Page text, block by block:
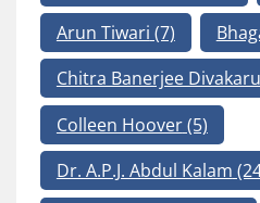
Arun Tiwari (7)
Chitra Banerjee
Colleen Hoover(5)
Dr. A.P.J. Abdul Kalam